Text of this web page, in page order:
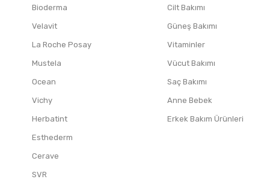
Bioderma
Velavit
La Roche Posay
Mustela
Ocean
Vichy
Herbatint
Esthederm
Cerave
SVR
Cilt Bakımı
Güneş Bakımı
Vitaminler
Vücut Bakımı
Saç Bakımı
Anne Bebek
Erkek Bakım Ürünleri